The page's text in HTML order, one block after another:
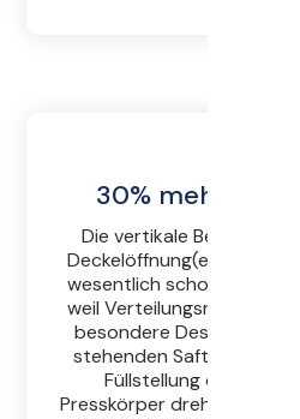
30% mehr
Die vertikale Befüllung
Deckelöffnung(en) ist
wesentlich schonender als
weil Verteilungsrotationen
besondere Design des
stehenden Saftkanäle
Füllstellung direkt
Presskörper drehen zu